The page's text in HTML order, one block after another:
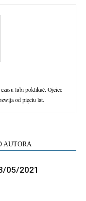
lubi poklikać. Ojciec
od pięciu lat.
AUTORA
05/2021